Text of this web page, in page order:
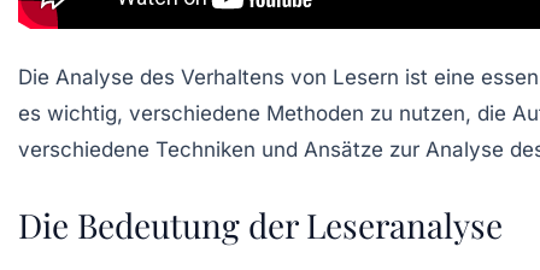
Die Analyse des Verhaltens von Lesern ist eine
es wichtig, verschiedene Methoden zu nutzen, die
verschiedene Techniken und Ansätze zur Analyse
Die Bedeutung der Leseranalyse